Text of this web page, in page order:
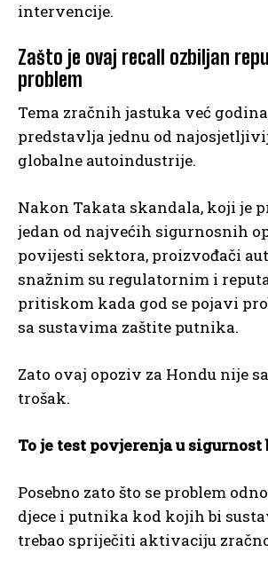
intervencije.
Zašto je ovaj recall ozbiljan
problem
Tema zračnih jastuka već
predstavlja jednu od
globalne autoindustrije.
Nakon Takata skandala, koji je
jedan od najvećih sigurnosnih
povijesti sektora, proizvođači
snažnim su regulatornim i
pritiskom kada god se pojavi
sa sustavima zaštite putnika.
Zato ovaj opoziv za Hondu nije
trošak.
To je test povjerenja u sigurnost
Posebno zato što se problem
djece i putnika kod kojih bi
trebao spriječiti aktivaciju